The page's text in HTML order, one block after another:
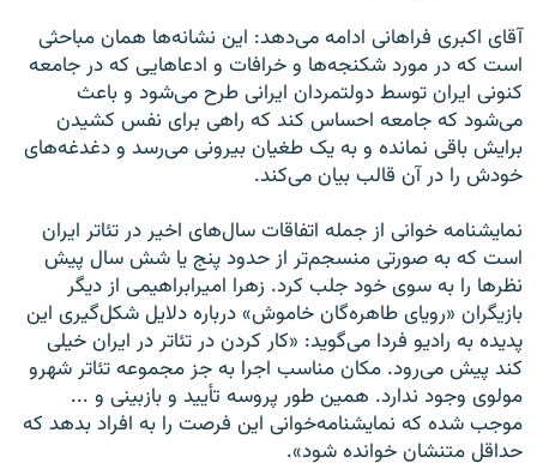
آقای اکبری فراهانی ادامه می‌دهد: این نشانه‌ها همان مباحثی
است که در مورد شکنجه‌ها و خرافات و ادعاهایی که در جامعه
کنونی ایران توسط دولتمردان ایرانی طرح می‌شود و باعث
می‌شود که جامعه احساس کند که راهی برای نفس کشیدن
برایش باقی نمانده و به یک طغیان بیرونی می‌رسد و دغدغه‌های
خودش را در آن قالب بیان می‌کند.
نمایشنامه خوانی از جمله اتفاقات سال‌های اخیر در تئاتر ایران
است که به صورتی منسجم‌تر از حدود پنج یا شش سال پیش
نظرها را به سوی خود جلب کرد. زهرا امیرابراهیمی از دیگر
بازیگران «رویای طاهره‌گان خاموش» درباره دلایل شکل‌گیری این
پدیده به رادیو فردا می‌گوید: «کار کردن در تئاتر در ایران خیلی
کند پیش می‌رود. مکان مناسب اجرا به جز مجموعه تئاتر شهرو
مولوی وجود ندارد. همین طور پروسه تأیید و بازبینی و ...
موجب شده که نمایشنامه‌خوانی این فرصت را به افراد بدهد که
حداقل متنشان خوانده شود».